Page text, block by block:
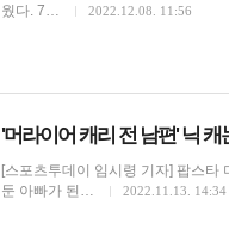
웠다. 7…
2022.12.08. 11:56
'머라이어 캐리 전 남편' 닉 캐
[스포츠투데이 임시령 기자] 팝스타
둔 아빠가 된…
2022.11.13. 14:34